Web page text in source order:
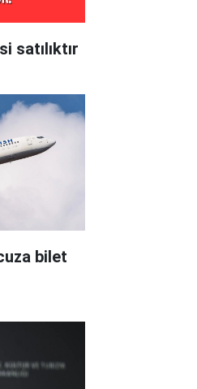
satılıktır
bilet